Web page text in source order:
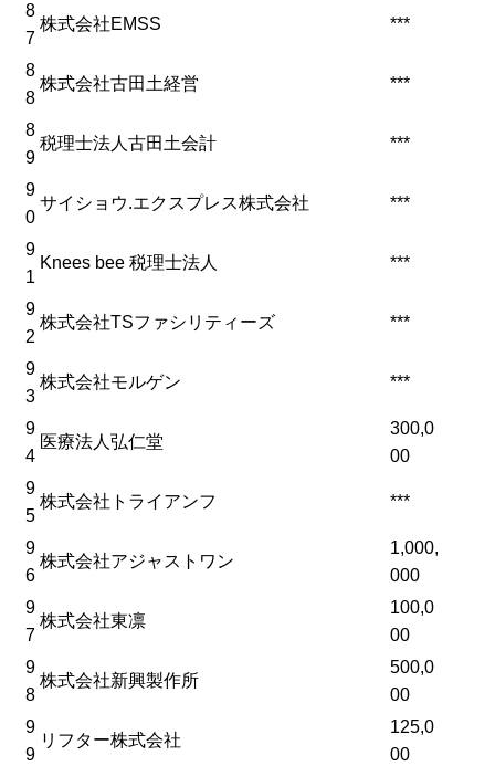
8
7
株式会社EMSS ***
8
8
株式会社古田土経営 ***
8
9
税理士法人古田土会計 ***
9
0
サイショウ.エクスプレス株式会社 ***
9
1
Knees bee 税理士法人 ***
9
2
株式会社TSファシリティーズ ***
9
3
株式会社モルゲン ***
9
4
医療法人弘仁堂
300,0
00
9
5
株式会社トライアンフ ***
9
6
株式会社アジャストワン
1,000,
000
9
7
株式会社東凛
100,0
00
9
8
株式会社新興製作所
500,0
00
9
9
リフター株式会社
125,0
00